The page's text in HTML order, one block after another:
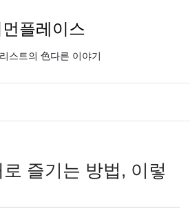
먼플레이스
스트의 色다른 이야기
즐기는 방법, 이렇